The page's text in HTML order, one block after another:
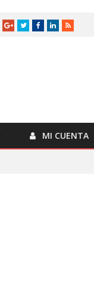
GoogleTwitterFacebookLinkedIn
RSS
MI CUENTA